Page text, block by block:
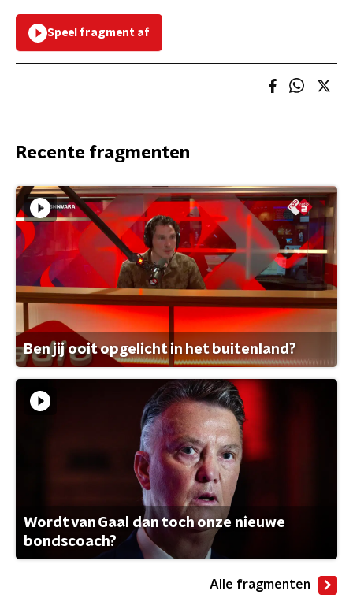
Speel fragment af
Recente fragmenten
Ben jij ooit opgelicht in het buitenland?
Wordt van Gaal dan toch onze nieuwe
bondscoach?
Alle fragmenten